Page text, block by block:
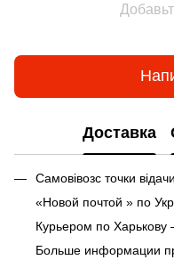
Доставка
Самовівозс точки
«Новой почтой » по
Курьером по Харькову
Больше информации